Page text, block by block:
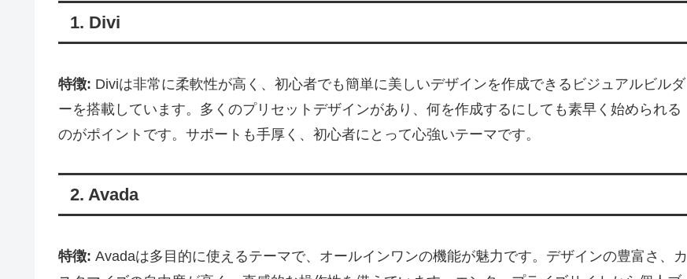
1. Divi
特徴: Diviは非常に柔軟性が高く、初心者でも簡単に美しいデザインを作成できるビジュアルビルダ
ーを搭載しています。多くのプリセットデザインがあり、何を作成するにしても素早く始められる
のがポイントです。サポートも手厚く、初心者にとって心強いテーマです。
2. Avada
特徴: Avadaは多目的に使えるテーマで、オールインワンの機能が魅力です。デザインの豊富さ、カ